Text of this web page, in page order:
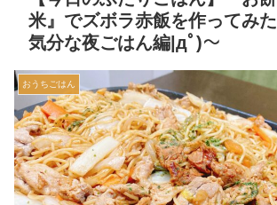
米』でズボラ赤飯を作ってみ
気分な夜ごはん編|дﾟ)～
おうちごはん